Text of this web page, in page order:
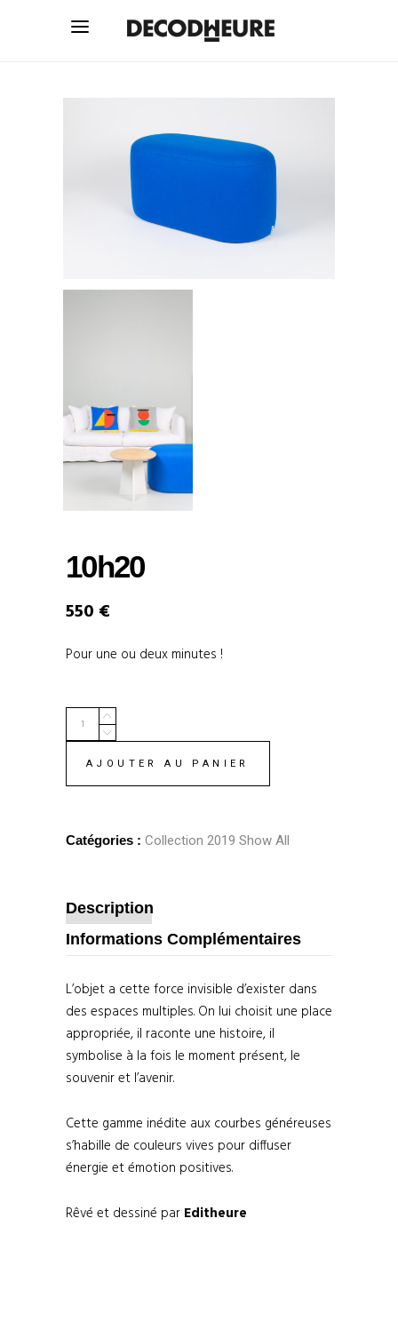
10h20
550 €
Pour une ou deux minutes !
Quantity
AJOUTER AU PANIER
Catégories : Collection 2019 Show All
Description
Informations Complémentaires
L’objet a cette force invisible d’exister dans
des espaces multiples. On lui choisit une place
appropriée, il raconte une histoire, il
symbolise à la fois le moment présent, le
souvenir et l’avenir.
Cette gamme inédite aux courbes généreuses
s’habille de couleurs vives pour diffuser
énergie et émotion positives.
Rêvé et dessiné par Editheure